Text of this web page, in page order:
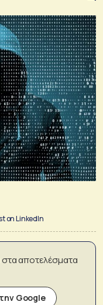
on LinkedIn
αποτελέσματα
Google